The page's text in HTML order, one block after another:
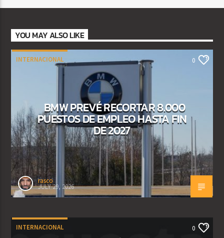
YOU MAY ALSO LIKE
INTERNACIONAL 0
BMW PREVÉ RECORTAR 8.000
PUESTOS DE EMPLEO HASTA FIN
DE 2027
rasco
JULY 29, 2026
INTERNACIONAL 0